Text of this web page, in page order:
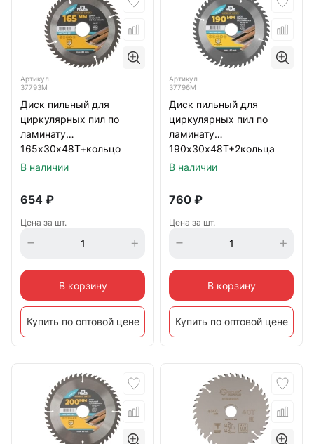
Артикул
37793М
Диск пильный для
циркулярных пил по
ламинату
165х30х48Т+кольцо
30/20 мм
В наличии
654 ₽
Цена за шт.
В корзину
Купить по оптовой цене
Артикул
37796М
Диск пильный для
циркулярных пил по
ламинату
190х30х48Т+2кольца
30/20 и 20/16 мм
В наличии
760 ₽
Цена за шт.
В корзину
Купить по оптовой цене